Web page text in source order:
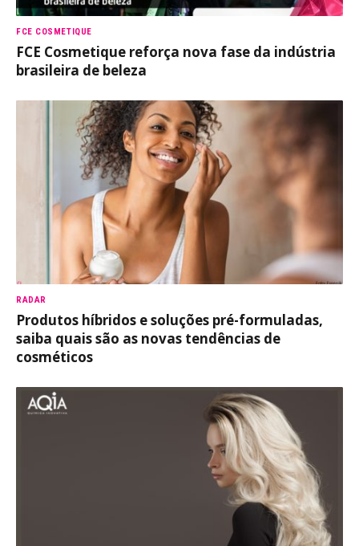
FCE COSMETIQUE
FCE Cosmetique reforça nova fase da indústria
brasileira de beleza
RADAR
Produtos híbridos e soluções pré-formuladas,
saiba quais são as novas tendências de
cosméticos